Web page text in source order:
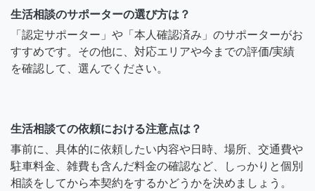
生活相談のサポーターの選び方は？
「認定サポーター」や「本人確認済み」のサポーターがお
すすめです。その他に、対応エリアや今までの評価/実績
を確認して、選んでください。
生活相談ての依頼における注意点は？
事前に、具体的に依頼したい内容や日時、場所、交通費や
駐車料金、雑費も含んだ料金の確認など、しっかりと個別
相談をしてから本契約をするかどうかを決めましょう。